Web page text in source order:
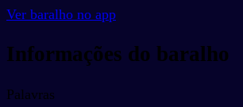
Ver baralho no app
Informações do baralho
Palavras